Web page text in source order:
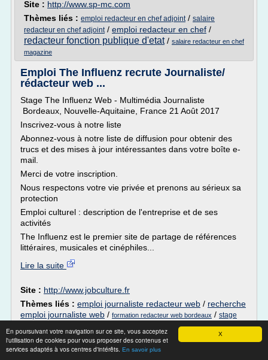
X
En poursuivant votre navigation sur ce site, vous acceptez
l'utilisation de cookies pour vous proposer des contenus et
services adaptés à vos centres d'intérêts. En savoir plus
Site : http://www.sp-mc.com
Thèmes liés : emploi redacteur en chef adjoint/ salaire
redacteur en chef adjoint/ emploi redacteur en chef /
redacteur fonction publique d'etat/ salaire redacteur en chef
magazine
Emploi The Influenz recrute Journaliste/
rédacteur web ...
Stage The Influenz Web - Multimédia Journaliste
Bordeaux, Nouvelle-Aquitaine, France 21 Août 2017
Inscrivez-vous à notre liste
Abonnez-vous à notre liste de diffusion pour obtenir des
trucs et des mises à jour intéressantes dans votre boîte e-
mail.
Merci de votre inscription.
Nous respectons votre vie privée et prenons au sérieux sa
protection
Emploi culturel : description de l'entreprise et de ses
activités
The Influenz est le premier site de partage de références
littéraires, musicales et cinéphiles...
Lire la suite
Site : http://www.jobculture.fr
Thèmes liés : emploi journaliste redacteur web / recherche
emploi journaliste web / formation redacteur web bordeaux / stage
recherche d'emploi redacteur web
Journal — Wikipédia